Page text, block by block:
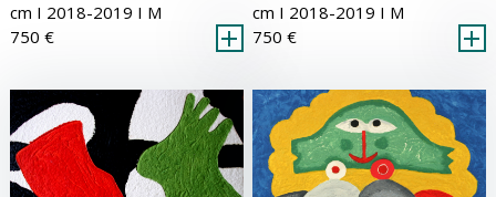
cm Ι 2018-2019 Ι M
750 €
cm Ι 2018-2019 Ι M
750 €